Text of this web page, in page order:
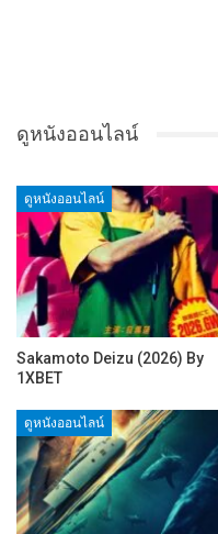
ดูหนังออนไลน์
ดูหนังออนไลน์
Sakamoto Deizu (2026) By
1XBET
ดูหนังออนไลน์